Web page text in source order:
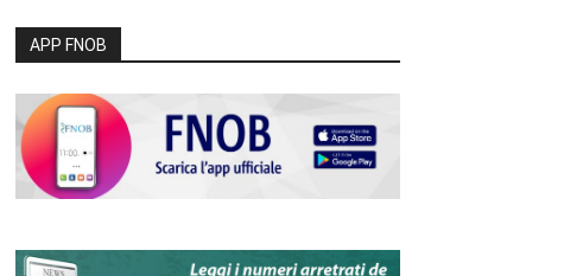
APP FNOB